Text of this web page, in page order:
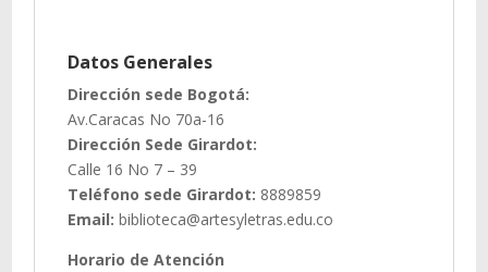
Datos Generales
Dirección sede Bogotá:
Av.Caracas No 70a-16
Dirección Sede Girardot:
Calle 16 No 7 – 39
Teléfono sede Girardot: 8889859
Email: biblioteca@artesyletras.edu.co
Horario de Atención